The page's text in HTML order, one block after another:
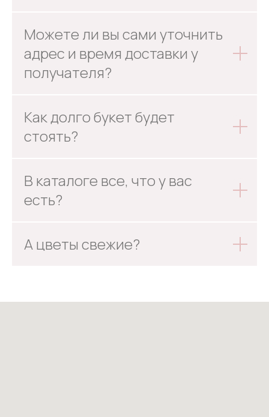
Можете ли вы сами уточнить
адрес и время доставки у
получателя?
Как долго букет будет
стоять?
В каталоге все, что у вас
есть?
А цветы свежие?